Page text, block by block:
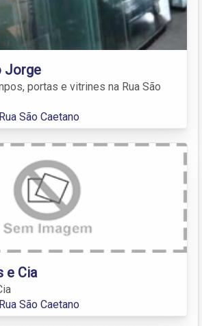
Jorge
portas e vitrines na Rua São
São Caetano
e Cia
São Caetano